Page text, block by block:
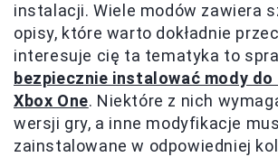
instalacji. Wiele modów zawiera
opisy, które warto dokładnie
interesuje cię ta tematyka to
bezpiecznie instalować mody do
Xbox One. Niektóre z nich
wersji gry, a inne modyfikacje
zainstalowane w odpowiedniej